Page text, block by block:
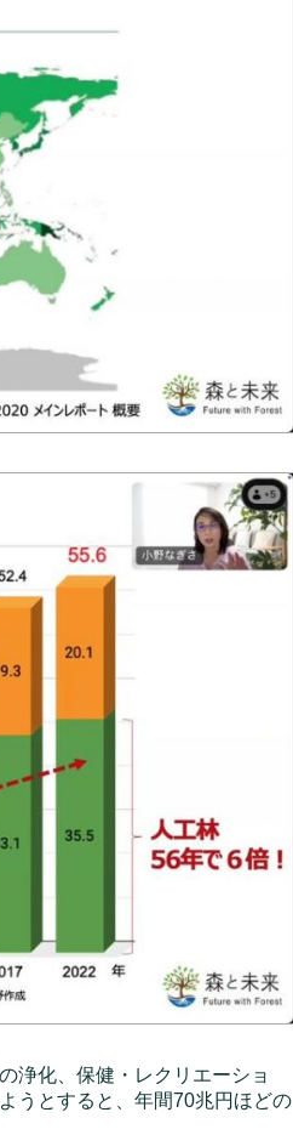
浄化、保健・レクリエーショ
うとすると、年間70兆円ほどの